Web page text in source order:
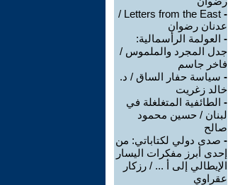
-
Letters from the East /
عدنان رضوان
- العولمة الرأسمالية:
جدل المجرد والملموس /
فاخر جاسم
- سياسة حفار الساق / د.
خالد زغريت
- الطائفية المتغلغلة في
لبنان / حسين محمود
صالح
- صدى دولي لكتاباتي: من
إحدى أبرز مفكرات اليسار
الإيطالي إلى أ ... / رزكار
عقراوي